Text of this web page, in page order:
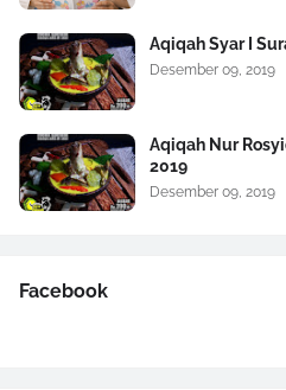
Aqiqah Syar I
Desember 09, 2019
Aqiqah Nur
2019
Desember 09, 2019
Facebook